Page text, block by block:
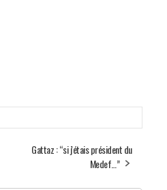
Gattaz : “si j'étais président du
Medef…”